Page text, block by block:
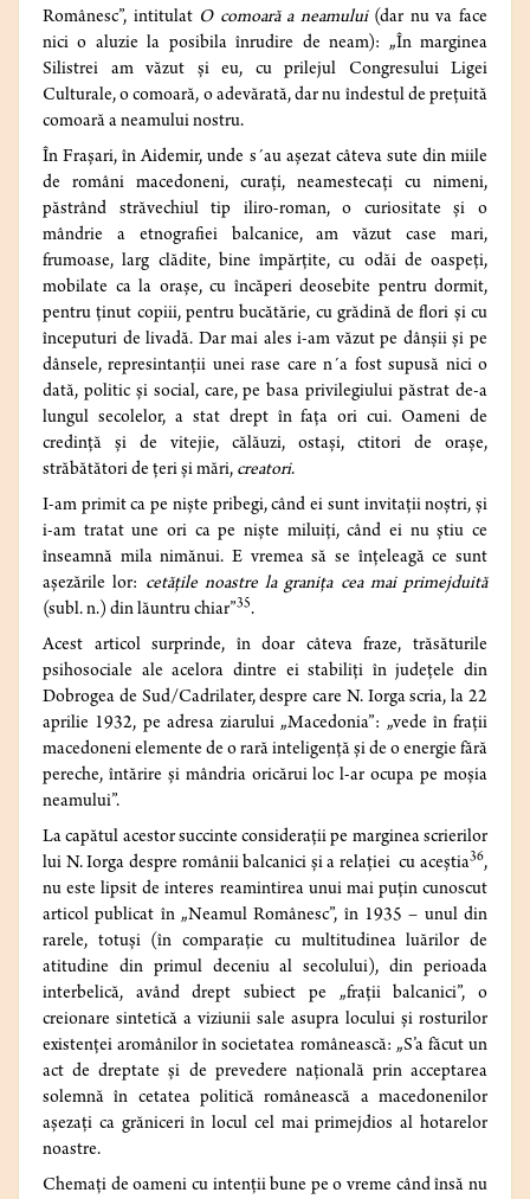
Românesc”, intitulat O comoară a neamului(dar nu va face
nici o aluzie la posibila înrudire de neam): „În marginea
Silistrei am văzut şi eu, cu prilejul Congresului Ligei
Culturale, o comoară, o adevărată, dar nu îndestul de preţuită
comoară a neamului nostru.
În Fraşari, în Aidemir, unde s´au aşezat câteva sute din miile
de români macedoneni, curaţi, neamestecaţi cu nimeni,
păstrând străvechiul tip iliro-roman, o curiositate şi o
mândrie a etnografiei balcanice, am văzut case mari,
frumoase, larg clădite, bine împărţite, cu odăi de oaspeţi,
mobilate ca la oraşe, cu încăperi deosebite pentru dormit,
pentru ţinut copiii, pentru bucătărie, cu grădină de flori şi cu
începuturi de livadă. Dar mai ales i-am văzut pe dânşii şi pe
dânsele, represintanţii unei rase care n´a fost supusă nici o
dată, politic şi social, care, pe basa privilegiului păstrat de-a
lungul secolelor, a stat drept în faţa ori cui. Oameni de
credinţă şi de vitejie, călăuzi, ostaşi, ctitori de oraşe,
străbătători de ţeri şi mări, creatori.
I-am primit ca pe nişte pribegi, când ei sunt invitaţii noştri, şi
i-am tratat une ori ca pe nişte miluiţi, când ei nu ştiu ce
înseamnă mila nimănui. E vremea să se înţeleagă ce sunt
aşezările lor: cetăţile noastre la graniţa cea mai primejduită
(subl. n.) din lăuntru chiar”35.
Acest articol surprinde, în doar câteva fraze, trăsăturile
psihosociale ale acelora dintre ei stabiliţi în judeţele din
Dobrogea de Sud/Cadrilater, despre care N. Iorga scria, la 22
aprilie 1932, pe adresa ziarului „Macedonia”: „vede în fraţii
macedoneni elemente de o rară inteligenţă şi de o energie fără
pereche, întărire şi mândria oricărui loc l-ar ocupa pe moşia
neamului”.
La capătul acestor succinte consideraţii pe marginea scrierilor
lui N. Iorga despre românii balcanici şi a relaţiei cu aceştia36,
nu este lipsit de interes reamintirea unui mai puţin cunoscut
articol publicat în „Neamul Românesc”, în 1935 – unul din
rarele, totuşi (în comparaţie cu multitudinea luărilor de
atitudine din primul deceniu al secolului), din perioada
interbelică, având drept subiect pe „fraţii balcanici”, o
creionare sintetică a viziunii sale asupra locului şi rosturilor
existenţei aromânilor în societatea românească: „S’a făcut un
act de dreptate şi de prevedere naţională prin acceptarea
solemnă în cetatea politică românească a macedonenilor
aşezaţi ca grăniceri în locul cel mai primejdios al hotarelor
noastre.
Chemaţi de oameni cu intenţii bune pe o vreme când însă nu